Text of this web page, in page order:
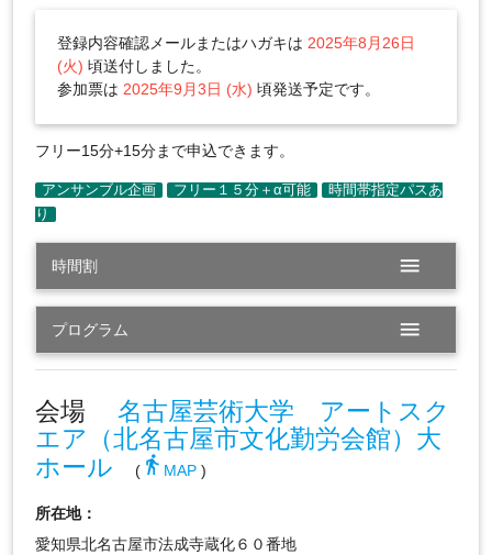
登録内容確認メールまたはハガキは 2025年8月26日
(火) 頃送付しました。
参加票は 2025年9月3日 (水) 頃発送予定です。
フリー15分+15分まで申込できます。
時間割 menu
プログラム menu
会場 名古屋芸術大学 アートスク
エア（北名古屋市文化勤労会館）大
ホール
(directions_walk MAP)
所在地：
愛知県北名古屋市法成寺蔵化６０番地